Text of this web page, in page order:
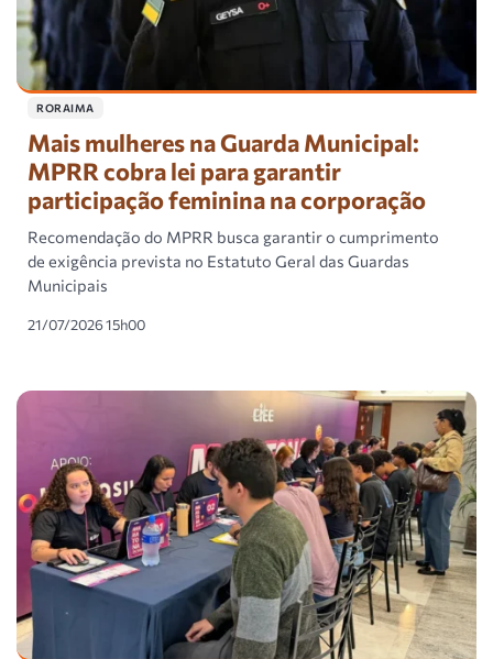
RORAIMA
Mais mulheres na Guarda Municipal:
MPRR cobra lei para garantir
participação feminina na corporação
Recomendação do MPRR busca garantir o cumprimento
de exigência prevista no Estatuto Geral das Guardas
Municipais
21/07/2026 15h00